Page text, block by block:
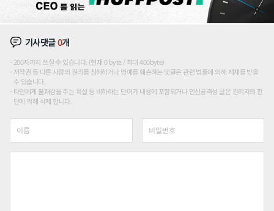
기사댓글0개
200자까지 쓰실 수 있습니다. (현재 0 byte / 최대 400byte)
저작권 등 다른 사람의 권리를 침해하거나 명예를 훼손하는 댓글은 관련 법률에 의해 제재를 받을
수 있습니다.
타인에게 불쾌감을 주는 욕설 등 비하하는 단어가 내용에 포함되거나 인신공격성 글은 관리자의 판
단에 의해 삭제 합니다.